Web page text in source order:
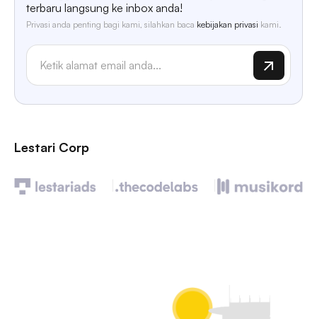
terbaru langsung ke inbox anda!
Privasi anda penting bagi kami, silahkan baca kebijakan privasi kami.
Lestari Corp